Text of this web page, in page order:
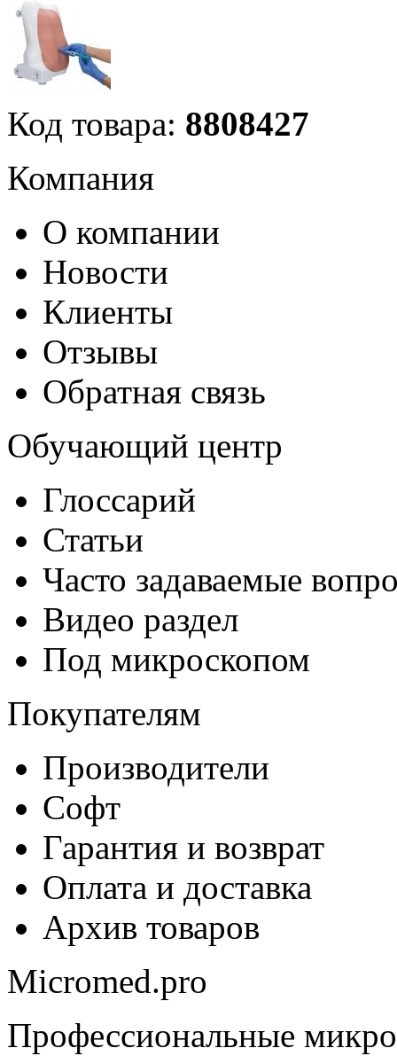
Код товара: 8808427
Компания
О компании
Новости
Клиенты
Отзывы
Обратная связь
Обучающий центр
Глоссарий
Статьи
Часто задаваемые
Видео раздел
Под микроскопом
Покупателям
Производители
Софт
Гарантия и возврат
Оплата и доставка
Архив товаров
Micromed.pro
Профессиональные